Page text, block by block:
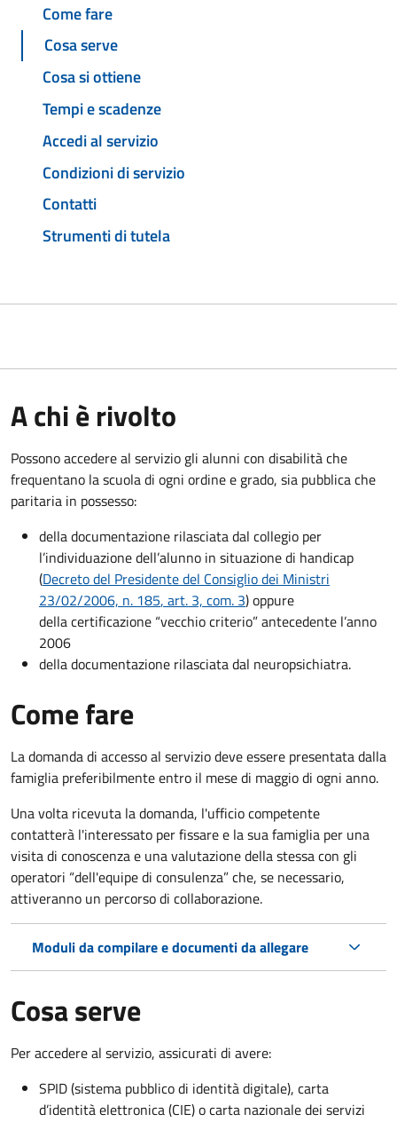
Come fare
Cosa serve
Cosa si ottiene
Tempi e scadenze
Accedi al servizio
Condizioni di servizio
Contatti
Strumenti di tutela
A chi è rivolto
Possono accedere al servizio gli alunni con disabilità che
frequentano la scuola di ogni ordine e grado, sia pubblica che
paritaria in possesso:
della documentazione rilasciata dal collegio per
l’individuazione dell’alunno in situazione di handicap
(Decreto del Presidente del Consiglio dei Ministri
23/02/2006, n. 185, art. 3, com. 3) oppure
della certificazione “vecchio criterio” antecedente l’anno
2006
della documentazione rilasciata dal neuropsichiatra.
Come fare
La domanda di accesso al servizio deve essere presentata dalla
famiglia preferibilmente entro il mese di maggio di ogni anno.
Una volta ricevuta la domanda, l'ufficio competente
contatterà l'interessato per fissare e la sua famiglia per una
visita di conoscenza e una valutazione della stessacon gli
operatori “dell'equipe di consulenza” che, se necessario,
attiveranno un percorso di collaborazione.
Moduli da compilare e documenti da allegare
Cosa serve
Per accedere al servizio, assicurati di avere:
SPID (sistema pubblico di identità digitale), carta
d’identità elettronica (CIE) o carta nazionale dei servizi